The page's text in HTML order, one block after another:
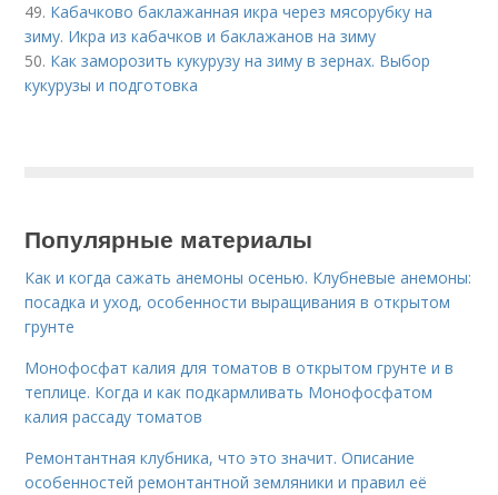
49. Кабачково баклажанная икра через мясорубку на
зиму. Икра из кабачков и баклажанов на зиму
50. Как заморозить кукурузу на зиму в зернах. Выбор
кукурузы и подготовка
Популярные материалы
Как и когда сажать анемоны осенью. Клубневые анемоны:
посадка и уход, особенности выращивания в открытом
грунте
Монофосфат калия для томатов в открытом грунте и в
теплице. Когда и как подкармливать Монофосфатом
калия рассаду томатов
Ремонтантная клубника, что это значит. Описание
особенностей ремонтантной земляники и правил её